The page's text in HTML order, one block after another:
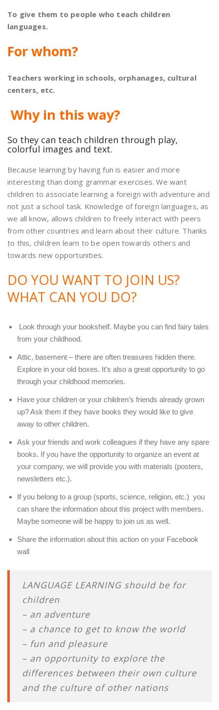
To give them to people who teach children
languages.
For whom?
Teachers working in schools, orphanages, cultural
centers, etc.
Why in this way?
So they can teach children through play,
colorful images and text.
Because learning by having fun is easier and more
interesting than doing grammar exercises. We want
children ​​to associate learning a foreign with adventure and
not just a school task. Knowledge of foreign languages, as
we all know, allows children to freely interact with peers
from other countries and learn about their culture. Thanks
to this, children learn to be open towards others and
towards new opportunities.
DO YOU WANT TO JOIN US?
WHAT CAN YOU DO?
Look through your bookshelf. Maybe you can find fairy tales
from your childhood.
Attic, basement – there are often treasures hidden there.
Explore in your old boxes. It’s also a great opportunity to go
through your childhood memories.
Have your children or your children’s friends already grown
up? Ask them if they have books they would like to give
away to other children.
Ask your friends and work colleagues if they have any spare
books. If you have the opportunity to organize an event at
your company, we will provide you with materials (posters,
newsletters etc.).
If you belong to a group (sports, science, religion, etc.) you
can share the information about this project with members.
Maybe someone will be happy to join us as well.
Share the information about this action on your Facebook
wall
LANGUAGE LEARNING should be for
children
– an adventure
– a chance to get to know the world
– fun and pleasure
– an opportunity to explore the
differences between their own culture
and the culture of other nations